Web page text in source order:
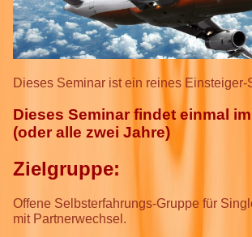
Dieses Seminar ist ein reines Einsteiger-
Dieses Seminar findet einmal
(oder alle zwei Jahre)
Zielgruppe:
Offene Selbsterfahrungs-Gruppe für
mit Partnerwechsel.